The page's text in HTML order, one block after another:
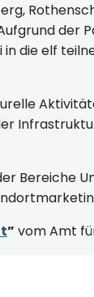
die elf
Bereiche
” vom Amt